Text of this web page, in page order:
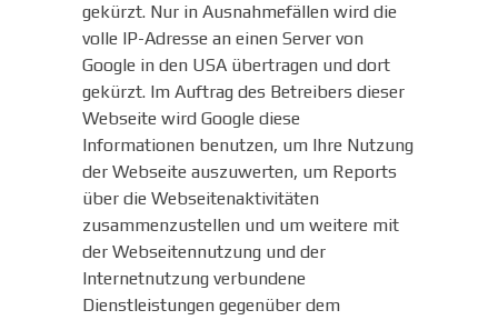
gekürzt. Nur in Ausnahmefällen wird die
volle IP-Adresse an einen Server von
Google in den USA übertragen und dort
gekürzt. Im Auftrag des Betreibers dieser
Webseite wird Google diese
Informationen benutzen, um Ihre Nutzung
der Webseite auszuwerten, um Reports
über die Webseitenaktivitäten
zusammenzustellen und um weitere mit
der Webseitennutzung und der
Internetnutzung verbundene
Dienstleistungen gegenüber dem